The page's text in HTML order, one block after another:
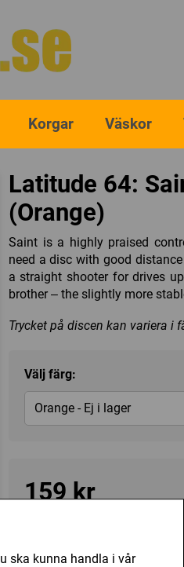
ska kunna handla i vår
Korgar Väskor
Latitude 64:
(Orange)
Saint is a highly praised
need a disc with good
a straight shooter for drives
brother – the slightly more
Trycket på discen kan variera i
Välj färg:
Orange - Ej i lager
159 kr